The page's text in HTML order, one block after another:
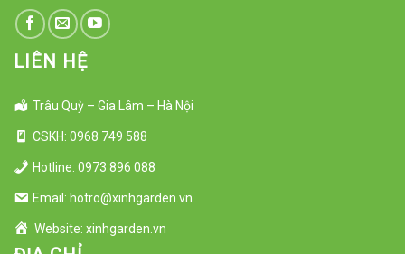
LIÊN HỆ
Trâu Quỳ – Gia Lâm – Hà Nội
CSKH: 0968 749 588
Hotline: 0973 896 088
Email: hotro@xinhgarden.vn
Website: xinhgarden.vn